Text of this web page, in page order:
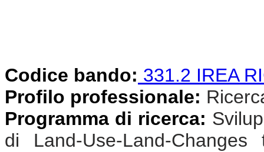
Codice bando: 331.2 IREA
Profilo professionale:
Programma di ricerca:
di Land-Use-Land-